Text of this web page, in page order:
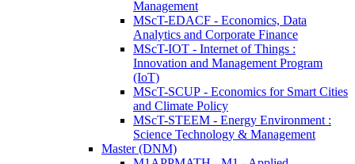
Management
MScT-EDACF - Economics, Data
Analytics and Corporate Finance
MScT-IOT - Internet of Things :
Innovation and Management Program
(IoT)
MScT-SCUP - Economics for Smart Cities
and Climate Policy
MScT-STEEM - Energy Environment :
Science Technology & Management
Master (DNM)